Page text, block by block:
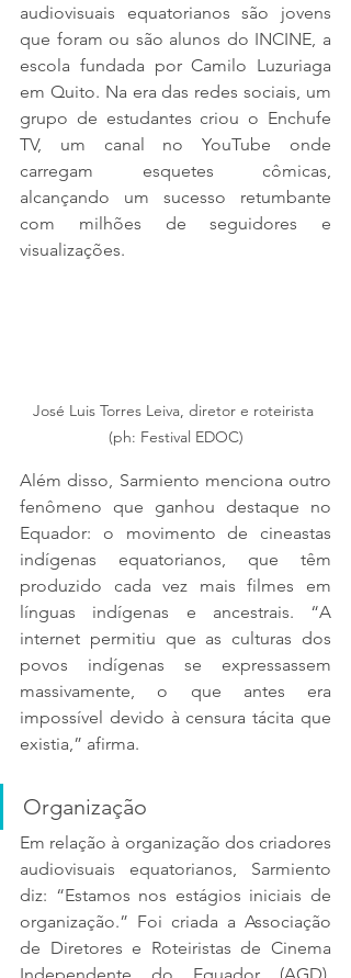
audiovisuais equatorianos são jovens
que foram ou são alunos do INCINE, a
escola fundada por Camilo Luzuriaga
em Quito. Na era das redes sociais, um
grupo de estudantes criou o Enchufe
TV, um canal no YouTube onde
carregam esquetes cômicas,
alcançando um sucesso retumbante
com milhões de seguidores e
visualizações.
José Luis Torres Leiva, diretor e roteirista
(ph: Festival EDOC)
Além disso, Sarmiento menciona outro
fenômeno que ganhou destaque no
Equador: o movimento de cineastas
indígenas equatorianos, que têm
produzido cada vez mais filmes em
línguas indígenas e ancestrais. “A
internet permitiu que as culturas dos
povos indígenas se expressassem
massivamente, o que antes era
impossível devido à censura tácita que
existia,” afirma.
Organização
Em relação à organização dos criadores
audiovisuais equatorianos, Sarmiento
diz: “Estamos nos estágios iniciais de
organização.” Foi criada a Associação
de Diretores e Roteiristas de Cinema